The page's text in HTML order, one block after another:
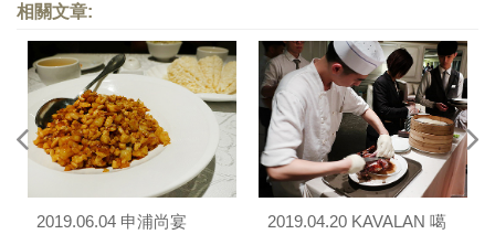
相關文章:
2019.06.04 申浦尚宴
2019.04.20 KAVALAN 噶